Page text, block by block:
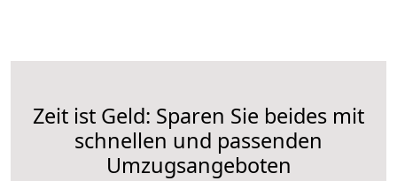
Zeit ist Geld: Sparen Sie beides mit
schnellen und passenden
Umzugsangeboten